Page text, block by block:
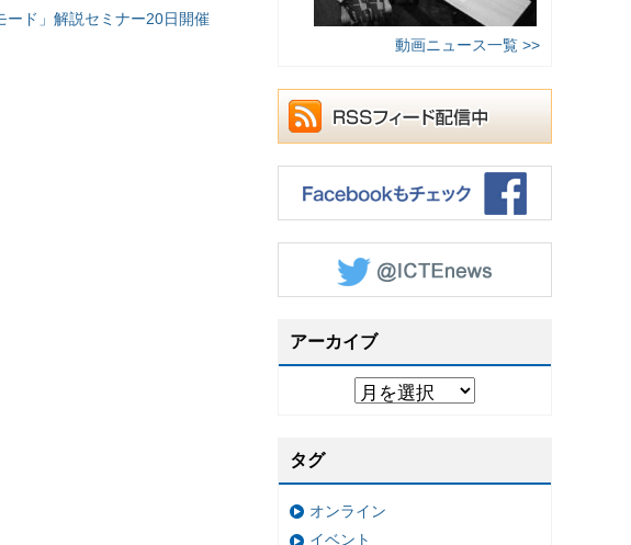
ード」解説セミナー20日開催
動画ニュース一覧 >>
アーカイブ
タグ
オンライン
イベント